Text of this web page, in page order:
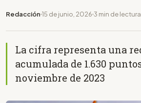
Redacción 15 de junio, 2026 3 min de lectura
La cifra representa una
acumulada de 1.630
noviembre de 2023